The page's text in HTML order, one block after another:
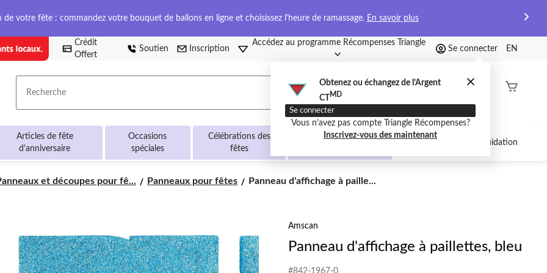
de votre fête : commandez votre bouquet de ballons en ligne et choisissez l'heure de ramassage. En savoir plus
Crédit
Offert
Soutien Inscription
Accédez au programme Récompenses Triangle
Se connecter
Obtenez ou échangez de l’Argent
CTMD
Se connecter
Vous n’avez pas compte Triangle Récompenses?
Inscrivez-vous des maintenant
EN
Recherche
État de
Articles de fête
d'anniversaire
Occasions
spéciales
Célébrations des
fêtes
Anniversaire pour
Liquidation
et découpes pour fê... Panneaux pour fêtes
Panneau
Panneau d'affichage à paille...
Amscan
Panneau d'affichage à paillettes, bleu
#842-1967-0